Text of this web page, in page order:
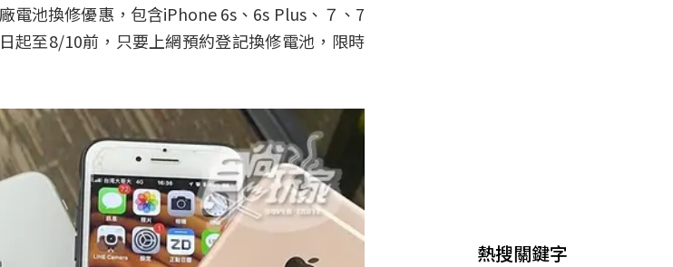
電池換修優惠，包含iPhone 6s、6s Plus、７、7
起至8/10前，只要上網預約登記換修電池，限時
熱搜關鍵字